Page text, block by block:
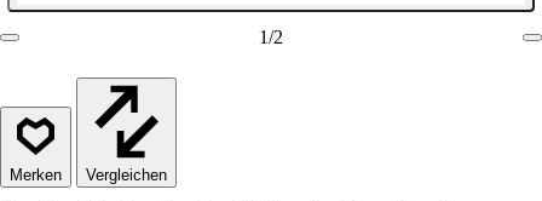
1/2
Vergleichen